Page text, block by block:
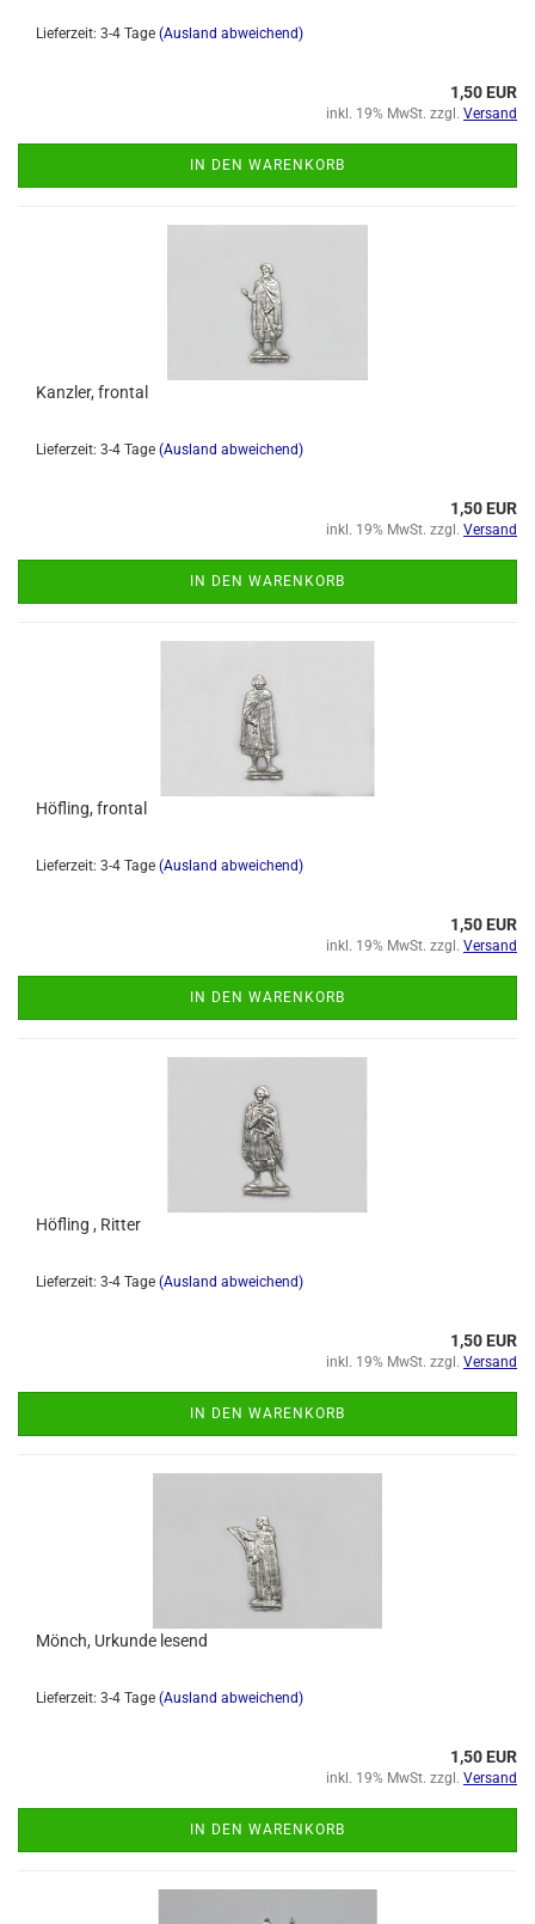
Lieferzeit: 3-4 Tage (Ausland abweichend)
1,50 EUR
inkl. 19% MwSt. zzgl. Versand
IN DEN WARENKORB
Kanzler, frontal
Lieferzeit: 3-4 Tage (Ausland abweichend)
1,50 EUR
inkl. 19% MwSt. zzgl. Versand
IN DEN WARENKORB
Höfling, frontal
Lieferzeit: 3-4 Tage (Ausland abweichend)
1,50 EUR
inkl. 19% MwSt. zzgl. Versand
IN DEN WARENKORB
Höfling , Ritter
Lieferzeit: 3-4 Tage (Ausland abweichend)
1,50 EUR
inkl. 19% MwSt. zzgl. Versand
IN DEN WARENKORB
Mönch, Urkunde lesend
Lieferzeit: 3-4 Tage (Ausland abweichend)
1,50 EUR
inkl. 19% MwSt. zzgl. Versand
IN DEN WARENKORB